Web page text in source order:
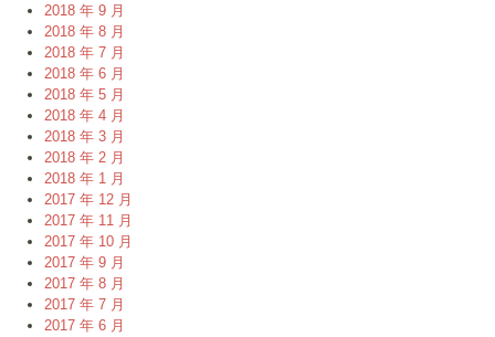
2018 年 9 月
2018 年 8 月
2018 年 7 月
2018 年 6 月
2018 年 5 月
2018 年 4 月
2018 年 3 月
2018 年 2 月
2018 年 1 月
2017 年 12 月
2017 年 11 月
2017 年 10 月
2017 年 9 月
2017 年 8 月
2017 年 7 月
2017 年 6 月